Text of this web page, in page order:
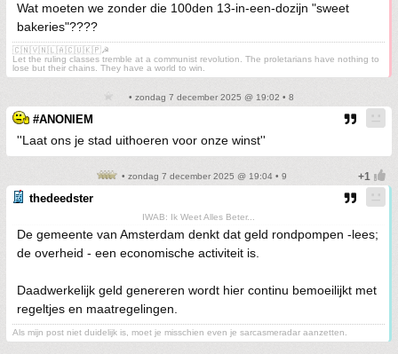
Wat moeten we zonder die 100den 13-in-een-dozijn "sweet
bakeries"????
🇨🇳🇻🇳🇱🇦🇨🇺🇰🇵☭
Let the ruling classes tremble at a communist revolution. The proletarians have nothing to
lose but their chains. They have a world to win.
• zondag 7 december 2025 @ 19:02 • 8
#ANONIEM
''Laat ons je stad uithoeren voor onze winst''
• zondag 7 december 2025 @ 19:04 • 9
thedeedster
IWAB: Ik Weet Alles Beter...
De gemeente van Amsterdam denkt dat geld rondpompen -lees;
de overheid - een economische activiteit is.
Daadwerkelijk geld genereren wordt hier continu bemoeilijkt met
regeltjes en maatregelingen.
Als mijn post niet duidelijk is, moet je misschien even je sarcasmeradar aanzetten.